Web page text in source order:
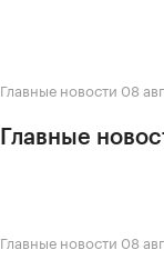
Главные новости 08
Главные
Главные новости 08